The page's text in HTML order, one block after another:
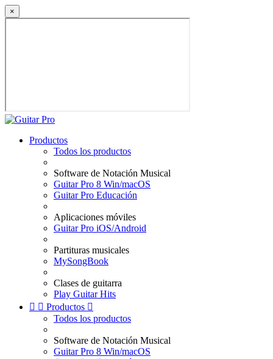
×
Productos
Todos los productos
Software de Notación Musical
Guitar Pro 8 Win/macOS
Guitar Pro Educación
Aplicaciones móviles
Guitar Pro iOS/Android
Partituras musicales
MySongBook
Clases de guitarra
Play Guitar Hits
  Productos 
Todos los productos
Software de Notación Musical
Guitar Pro 8 Win/macOS